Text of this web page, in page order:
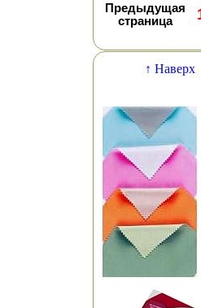
Предыдущая
страница
↑ Наверх